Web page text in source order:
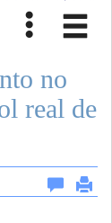
Toggle
no
real de